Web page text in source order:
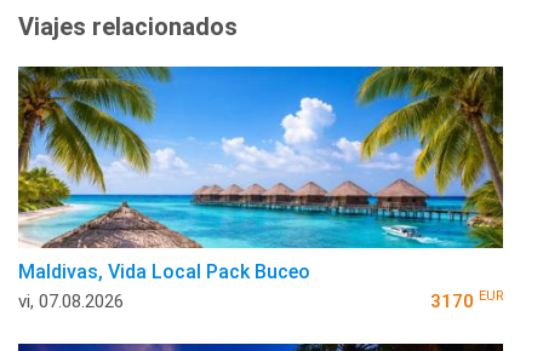
Viajes relacionados
Maldivas, Vida Local Pack Buceo
vi, 07.08.2026 3170 EUR